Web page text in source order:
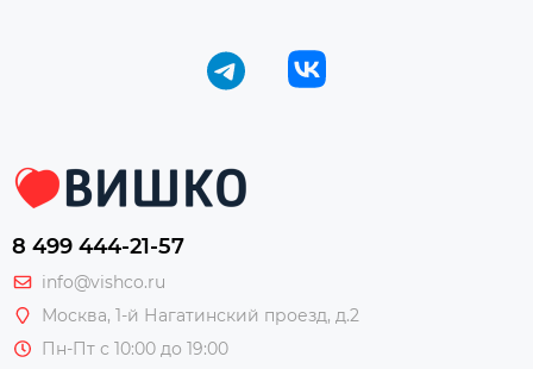
8 499 444-21-57
info@vishco.ru
Москва, 1-й Нагатинский проезд, д.2
Пн-Пт с 10:00 до 19:00